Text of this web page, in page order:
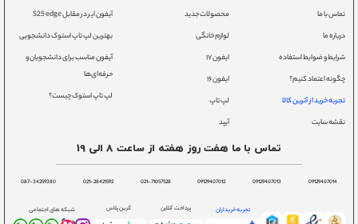
تماس با ما
درباره ما
شرایط و ضوابط استفاده
چگونه اعتماد کنیم؟
تجربه خرید از آترین کالا
نقشه سایت
محصولات جدید
لوازم خانگی
ایفون ۱۷
ایفون ۱۶
لپ تاپ
آیپد
آیفون ایر در مقابل S25 edge
بهترین لپ تاپ استوک دانشجویی
آیفون مناسب برای دانشجویان و
حرفه‌ای‌ها
لپ تاپ استوک چیست؟
تماس با ما هفت روز هفته از ساعت 8 الی 19
09129407014
09129407013
09129407012
021-71057528
021-28421592
087-34259380
تجربه خریداران پرداخت آنلاین آترین پلاس شبکه های اجتماعی